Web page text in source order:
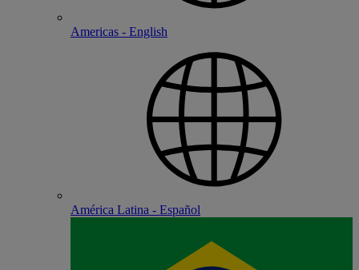
Americas - English
América Latina - Español